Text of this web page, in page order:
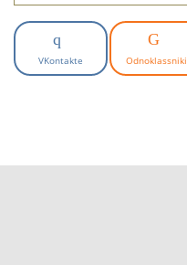
VKontakte Odnoklassniki